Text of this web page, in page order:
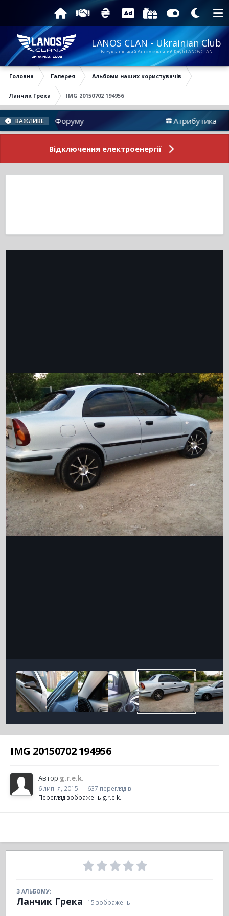
LANOS CLAN - Ukrainian Club
Всеукраїнський Автомобільний Клуб LANOS CLAN
Головна Галерея Альбоми наших користувачів
Ланчик Грека IMG 20150702 194956
ВАЖЛИВЕ
Новини Форуму Атрибутика
Відключення електроенергії
IMG 20150702 194956
Автор g.r.e.k.
6 липня, 2015
637 переглядів
Перегляд зображень g.r.e.k.
З АЛЬБОМУ:
Ланчик Грека · 15 зображень